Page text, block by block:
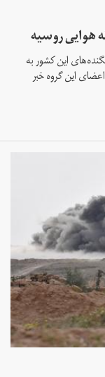
از حمله جنگنده‌های این کشور به
این گروه خبر